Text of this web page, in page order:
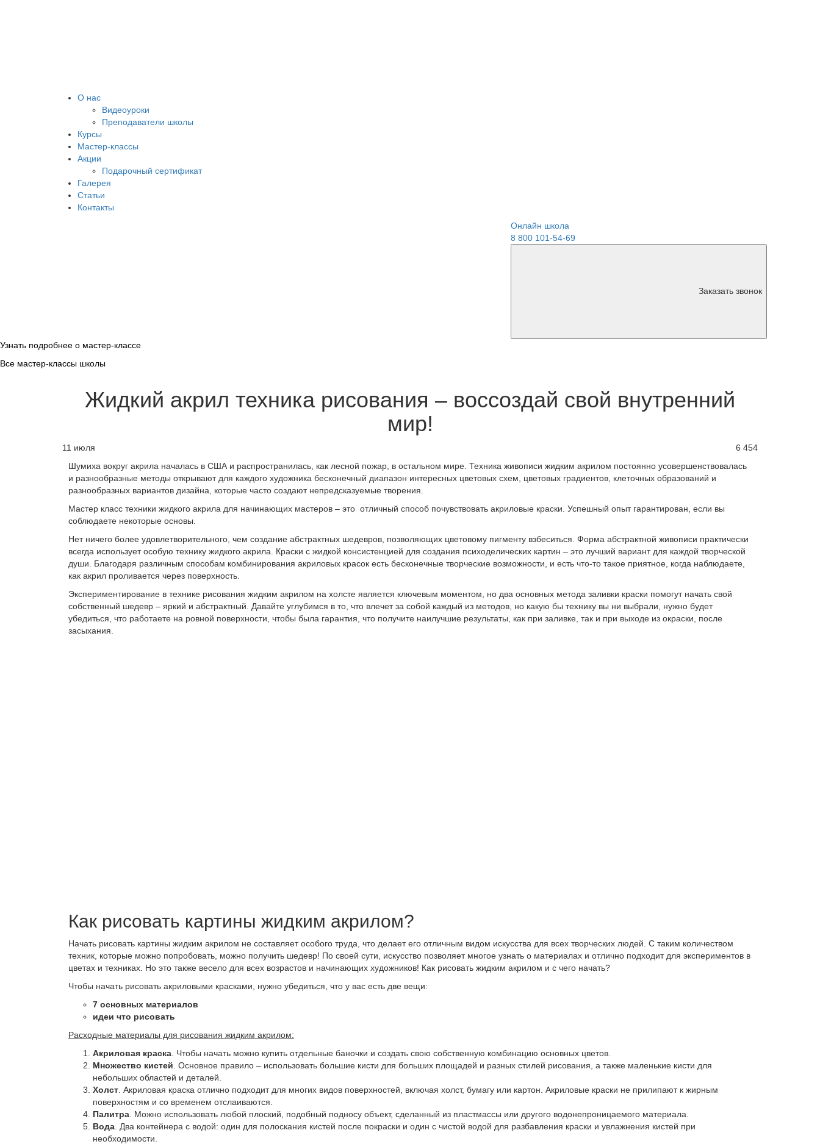
О нас
Видеоуроки
Преподаватели школы
Курсы
Мастер-классы
Акции
Подарочный сертификат
Галерея
Статьи
Контакты
Онлайн школа
8 800 101-54-69
Заказать звонок
Узнать подробнее о мастер-классе
Все мастер-классы школы
Жидкий акрил техника рисования – воссоздай свой внутренний
мир!
11 июля
6 454
Шумиха вокруг акрила началась в США и распространилась, как лесной пожар, в остальном мире. Техника живописи жидким акрилом постоянно усовершенствовалась
и разнообразные методы открывают для каждого художника бесконечный диапазон интересных цветовых схем, цветовых градиентов, клеточных образований и
разнообразных вариантов дизайна, которые часто создают непредсказуемые творения.
Мастер класс техники жидкого акрила для начинающих мастеров – это отличный способ почувствовать акриловые краски. Успешный опыт гарантирован, если вы
соблюдаете некоторые основы.
Нет ничего более удовлетворительного, чем создание абстрактных шедевров, позволяющих цветовому пигменту взбеситься. Форма абстрактной живописи практически
всегда использует особую технику жидкого акрила. Краски с жидкой консистенцией для создания психоделических картин – это лучший вариант для каждой творческой
души. Благодаря различным способам комбинирования акриловых красок есть бесконечные творческие возможности, и есть что-то такое приятное, когда наблюдаете,
как акрил проливается через поверхность.
Экспериментирование в технике рисования жидким акрилом на холсте является ключевым моментом, но два основных метода заливки краски помогут начать свой
собственный шедевр – яркий и абстрактный. Давайте углубимся в то, что влечет за собой каждый из методов, но какую бы технику вы ни выбрали, нужно будет
убедиться, что работаете на ровной поверхности, чтобы была гарантия, что получите наилучшие результаты, как при заливке, так и при выходе из окраски, после
засыхания.
Как рисовать картины жидким акрилом?
Начать рисовать картины жидким акрилом не составляет особого труда, что делает его отличным видом искусства для всех творческих людей. С таким количеством
техник, которые можно попробовать, можно получить шедевр! По своей сути, искусство позволяет многое узнать о материалах и отлично подходит для экспериментов в
цветах и техниках. Но это также весело для всех возрастов и начинающих художников! Как рисовать жидким акрилом и с чего начать?
Чтобы начать рисовать акриловыми красками, нужно убедиться, что у вас есть две вещи:
7 основных материалов
идеи что рисовать
Расходные материалы для рисования жидким акрилом:
Акриловая краска . Чтобы начать можно купить отдельные баночки и создать свою собственную комбинацию основных цветов.
Множество кистей . Основное правило – использовать большие кисти для больших площадей и разных стилей рисования, а также маленькие кисти для
небольших областей и деталей.
Холст . Акриловая краска отлично подходит для многих видов поверхностей, включая холст, бумагу или картон. Акриловые краски не прилипают к жирным
поверхностям и со временем отслаиваются.
Палитра . Можно использовать любой плоский, подобный подносу объект, сделанный из пластмассы или другого водонепроницаемого материала.
Вода . Два контейнера с водой: один для полоскания кистей после покраски и один с чистой водой для разбавления краски и увлажнения кистей при
необходимости.